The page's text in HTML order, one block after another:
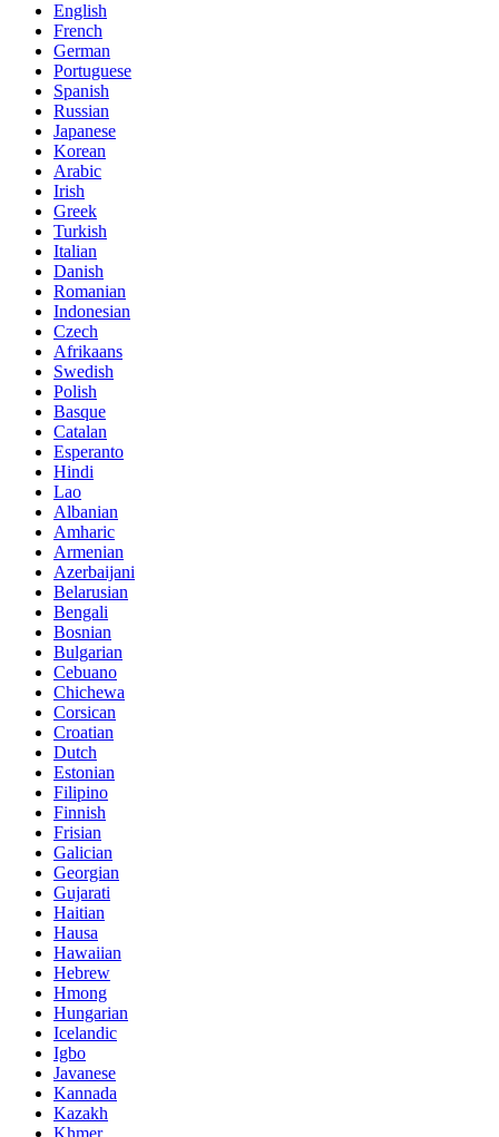
English
French
German
Portuguese
Spanish
Russian
Japanese
Korean
Arabic
Irish
Greek
Turkish
Italian
Danish
Romanian
Indonesian
Czech
Afrikaans
Swedish
Polish
Basque
Catalan
Esperanto
Hindi
Lao
Albanian
Amharic
Armenian
Azerbaijani
Belarusian
Bengali
Bosnian
Bulgarian
Cebuano
Chichewa
Corsican
Croatian
Dutch
Estonian
Filipino
Finnish
Frisian
Galician
Georgian
Gujarati
Haitian
Hausa
Hawaiian
Hebrew
Hmong
Hungarian
Icelandic
Igbo
Javanese
Kannada
Kazakh
Khmer